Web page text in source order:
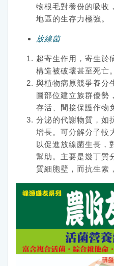
物根毛對養份的吸收
地區的生存力極強。
放線菌
超寄生作用，寄生於
構造被破壞甚至死亡。
與植物病原競爭養分
圖部位建立族群優勢
存活、間接保護作物
分泌的代謝物質，如
增長。可分解分子較
以促進放線菌生長，
幫助。主要是幾丁質
質細胞壁，而抗生素